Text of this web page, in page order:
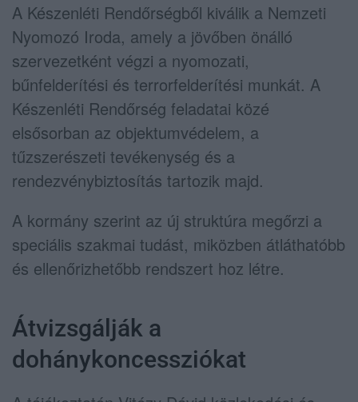
A Készenléti Rendőrségből kiválik a Nemzeti
Nyomozó Iroda, amely a jövőben önálló
szervezetként végzi a nyomozati,
bűnfelderítési és terrorfelderítési munkát. A
Készenléti Rendőrség feladatai közé
elsősorban az objektumvédelem, a
tűzszerészeti tevékenység és a
rendezvénybiztosítás tartozik majd.
A kormány szerint az új struktúra megőrzi a
speciális szakmai tudást, miközben átláthatóbb
és ellenőrizhetőbb rendszert hoz létre.
Átvizsgálják a
dohánykoncessziókat